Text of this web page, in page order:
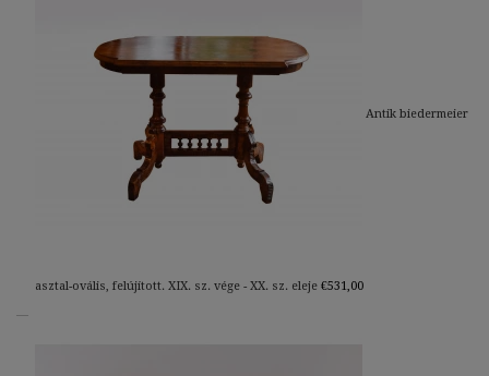
Antik biedermeier
asztal-ovális, felújított. XIX. sz. vége - XX. sz. eleje €531,00